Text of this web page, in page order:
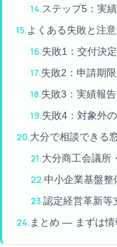
ステップ5：実
よくある失敗と注
失敗1：交付決
失敗2：申請期
失敗3：実績報
失敗4：対象外
大分で相談できる
大分商工会議所
中小企業基盤整
認定経営革新等
まとめ — まずは情